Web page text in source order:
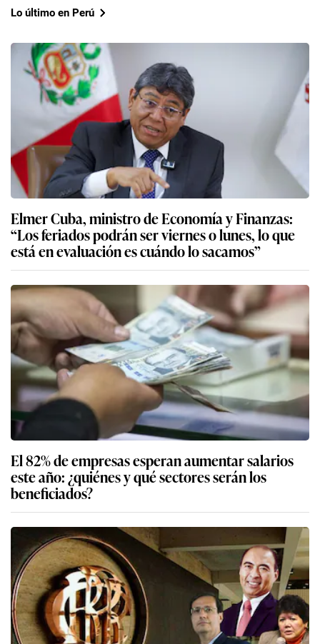
Lo último en Perú
Elmer Cuba, ministro de Economía y Finanzas:
“Los feriados podrán ser viernes o lunes, lo que
está en evaluación es cuándo lo sacamos”
El 82% de empresas esperan aumentar salarios
este año: ¿quiénes y qué sectores serán los
beneficiados?